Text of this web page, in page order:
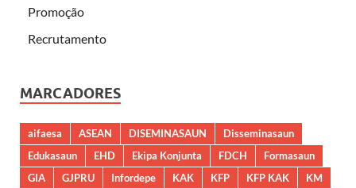
Promoção
Recrutamento
MARCADORES
aifaesa ASEAN DISEMINASAUN
Disseminasaun
Edukasaun
EHD Ekipa Konjunta FDCH
Formasaun
GIA
GJPRU Infordepe KAK KFP KFP KAK
KM